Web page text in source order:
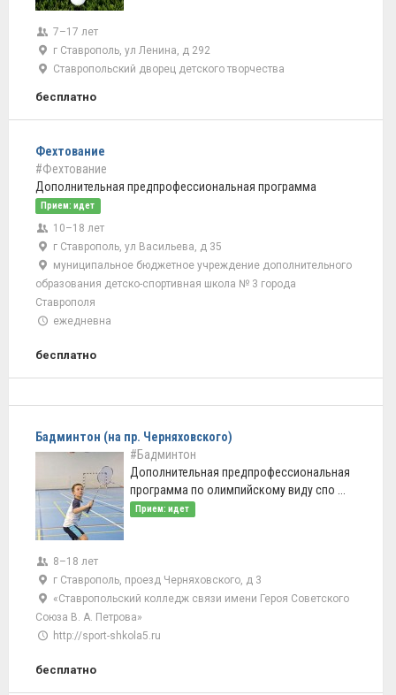
7–17 лет
г Ставрополь, ул Ленина, д 292
Ставропольский дворец детского творчества
бесплатно
Фехтование
#Фехтование
Дополнительная предпрофессиональная программа
Прием: идет
10–18 лет
г Ставрополь, ул Васильева, д 35
муниципальное бюджетное учреждение дополнительного
образования детско-спортивная школа № 3 города
Ставрополя
ежедневна
бесплатно
Бадминтон (на пр. Черняховского)
#Бадминтон
Дополнительная предпрофессиональная
программа по олимпийскому виду спо ...
Прием: идет
8–18 лет
г Ставрополь, проезд Черняховского, д 3
«Ставропольский колледж связи имени Героя Советского
Союза В. А. Петрова»
http://sport-shkola5.ru
бесплатно